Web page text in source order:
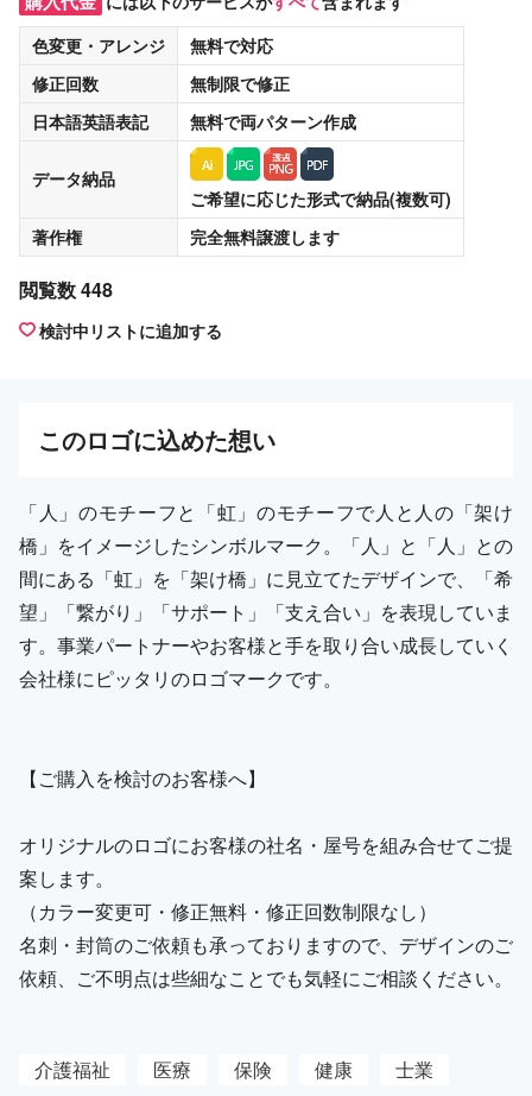
色変更・アレンジ
無料で対応
修正回数
無制限で修正
日本語英語表記
無料で両パターン作成
データ納品
ご希望に応じた形式で納品(複数可)
著作権
完全無料譲渡します
閲覧数 448
検討中リストに追加する
このロゴに込めた想い
「人」のモチーフと「虹」のモチーフで人と人の「架け
橋」をイメージしたシンボルマーク。「人」と「人」との
間にある「虹」を「架け橋」に見立てたデザインで、「希
望」「繋がり」「サポート」「支え合い」を表現していま
す。事業パートナーやお客様と手を取り合い成長していく
会社様にピッタリのロゴマークです。
【ご購入を検討のお客様へ】
オリジナルのロゴにお客様の社名・屋号を組み合せてご提
案します。
（カラー変更可・修正無料・修正回数制限なし）
名刺・封筒のご依頼も承っておりますので、デザインのご
依頼、ご不明点は些細なことでも気軽にご相談ください。
介護福祉 医療 保険 健康
士業